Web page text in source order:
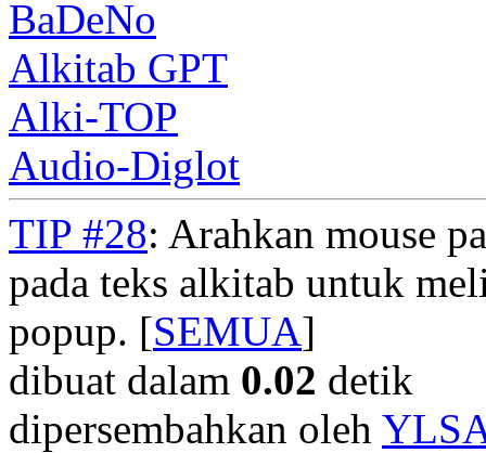
BaDeNo
Alkitab GPT
Alki-TOP
Audio-Diglot
TIP #28: Arahkan mouse
pada teks alkitab untuk
popup. [SEMUA]
dibuat dalam 0.02 detik
dipersembahkan oleh